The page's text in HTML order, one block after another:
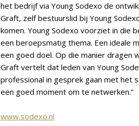
het bedrijf via Young Sodexo de
Graft, zelf bestuurslid bij Young
komen. Young Sodexo voorziet in die
een beroepsmatig thema. Een ideale
een goed doel. Op die manier dragen
Graft vertelt dat leden van Young
professional in gesprek gaan met het
een goed moment om te netwerken.”
www.sodexo.nl